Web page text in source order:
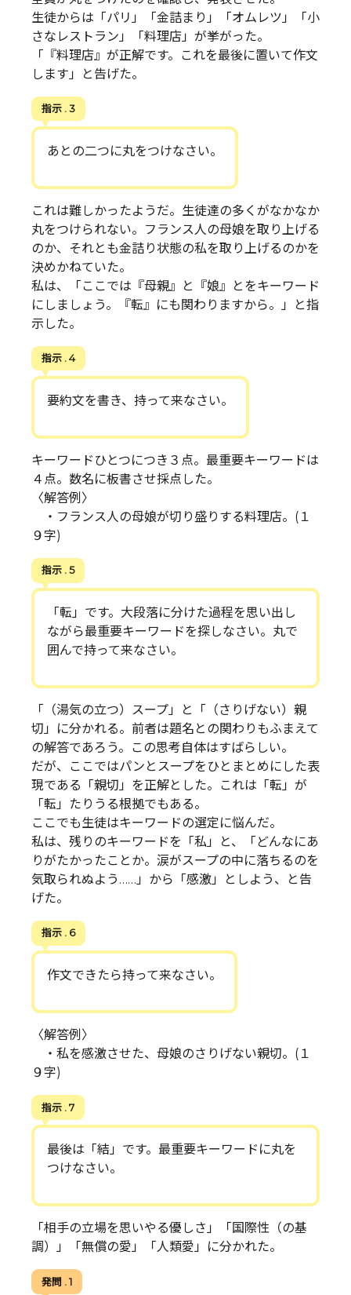
生徒からは「パリ」「金詰まり」「オムレツ」「小
さなレストラン」「料理店」が挙がった。
「『料理店』が正解です。これを最後に置いて作文
します」と告げた。
指示 . 3
あとの二つに丸をつけなさい。
これは難しかったようだ。生徒達の多くがなかなか
丸をつけられない。フランス人の母娘を取り上げる
のか、それとも金詰り状態の私を取り上げるのかを
決めかねていた。
私は、「ここでは『母親』と『娘』とをキーワード
にしましょう。『転』にも関わりますから。」と指
示した。
指示 . 4
要約文を書き、持って来なさい。
キーワードひとつにつき３点。最重要キーワードは
４点。数名に板書させ採点した。
〈解答例〉
・フランス人の母娘が切り盛りする料理店。(１
９字)
指示 . 5
「転」です。大段落に分けた過程を思い出し
ながら最重要キーワードを探しなさい。丸で
囲んで持って来なさい。
「（湯気の立つ）スープ」と「（さりげない）親
切」に分かれる。前者は題名との関わりもふまえて
の解答であろう。この思考自体はすばらしい。
だが、ここではパンとスープをひとまとめにした表
現である「親切」を正解とした。これは「転」が
「転」たりうる根拠でもある。
ここでも生徒はキーワードの選定に悩んだ。
私は、残りのキーワードを「私」と、「どんなにあ
りがたかったことか。涙がスープの中に落ちるのを
気取られぬよう……」から「感激」としよう、と告
げた。
指示 . 6
作文できたら持って来なさい。
〈解答例〉
・私を感激させた、母娘のさりげない親切。(１
９字)
指示 . 7
最後は「結」です。最重要キーワードに丸を
つけなさい。
「相手の立場を思いやる優しさ」「国際性（の基
調）」「無償の愛」「人類愛」に分かれた。
発問 . 1